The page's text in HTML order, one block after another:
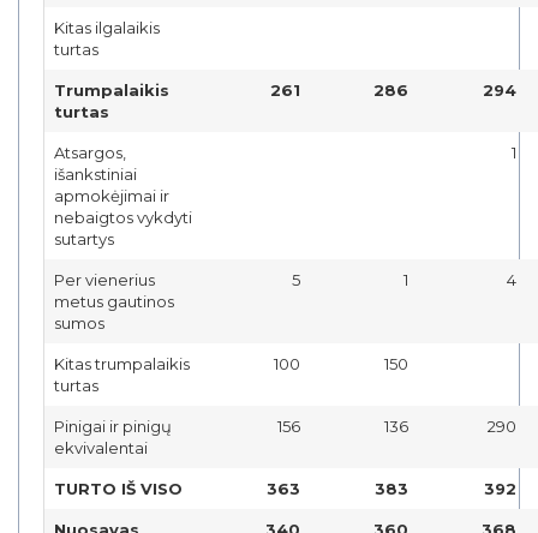
Kitas ilgalaikis
turtas
Trumpalaikis
turtas
261 286 294
Atsargos,
išankstiniai
apmokėjimai ir
nebaigtos vykdyti
sutartys
1
Per vienerius
metus gautinos
sumos
5 1 4
Kitas trumpalaikis
turtas
100 150
Pinigai ir pinigų
ekvivalentai
156 136 290
TURTO IŠ VISO 363 383 392
Nuosavas 340 360 368